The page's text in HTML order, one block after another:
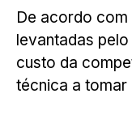
De acordo
levantadas
custo da
técnica a tomar